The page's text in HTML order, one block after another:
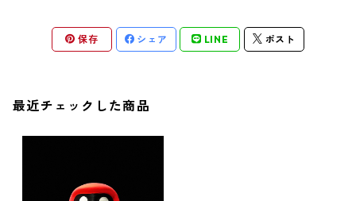
保存 シェア LINE ポスト
最近チェックした商品